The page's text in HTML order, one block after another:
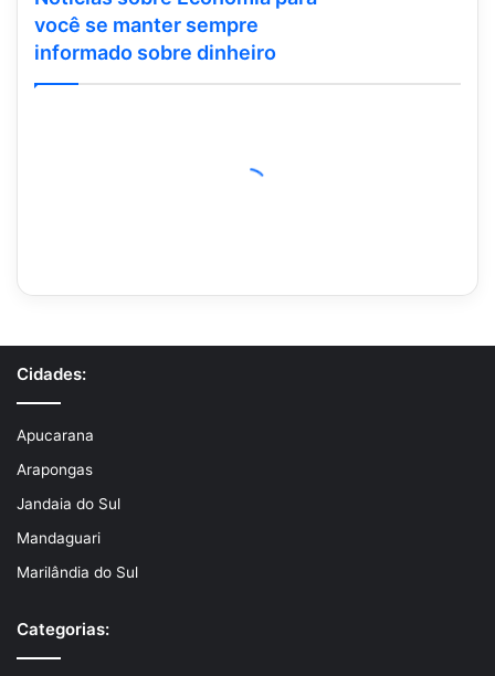
você se manter sempre
informado sobre dinheiro
Cidades:
Apucarana
Arapongas
Jandaia do Sul
Mandaguari
Marilândia do Sul
Categorias: